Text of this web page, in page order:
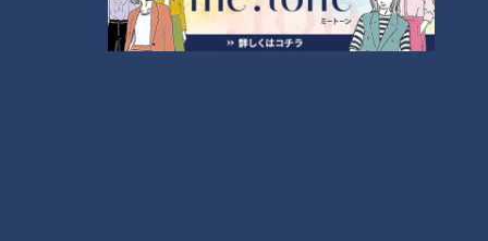
キユーピー３分クッキング